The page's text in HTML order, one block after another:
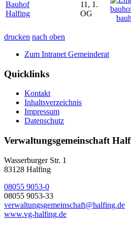
Bauhof
Halfing
11, 1.
OG
drucken nach oben
Zum Intranet Gemeinderat
Quicklinks
Kontakt
Inhaltsverzeichnis
Impressum
Datenschutz
Verwaltungsgemeinschaft
Wasserburger Str. 1
83128 Halfing
08055 9053-0
08055 9053-33
verwaltungsgemeinschaft@halfing.de
www.vg-halfing.de